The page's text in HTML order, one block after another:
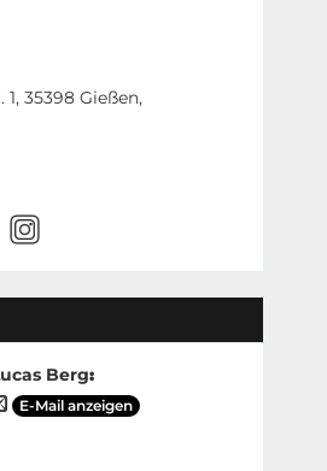
35398 Gießen,
Berg:
E-Mail anzeigen